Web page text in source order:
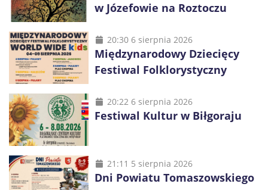
w Józefowie na Roztoczu
20:30 6 sierpnia 2026
Międzynarodowy Dziecięcy
Festiwal Folklorystyczny
20:22 6 sierpnia 2026
Festiwal Kultur w Biłgoraju
21:11 5 sierpnia 2026
Dni Powiatu Tomaszowskiego